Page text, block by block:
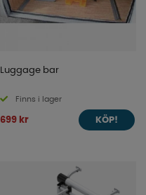
Luggage bar
Finns i lager
699 kr KÖP!